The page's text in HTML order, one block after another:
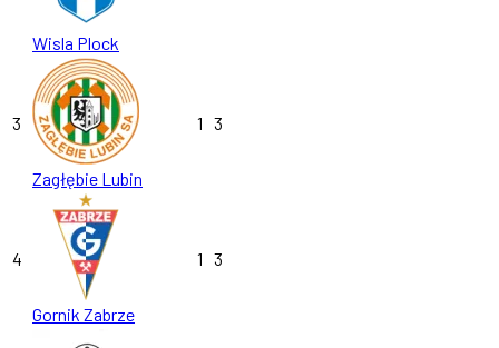
Wisla Plock
3
Zagłębie Lubin
1 3
4
Gornik Zabrze
1 3